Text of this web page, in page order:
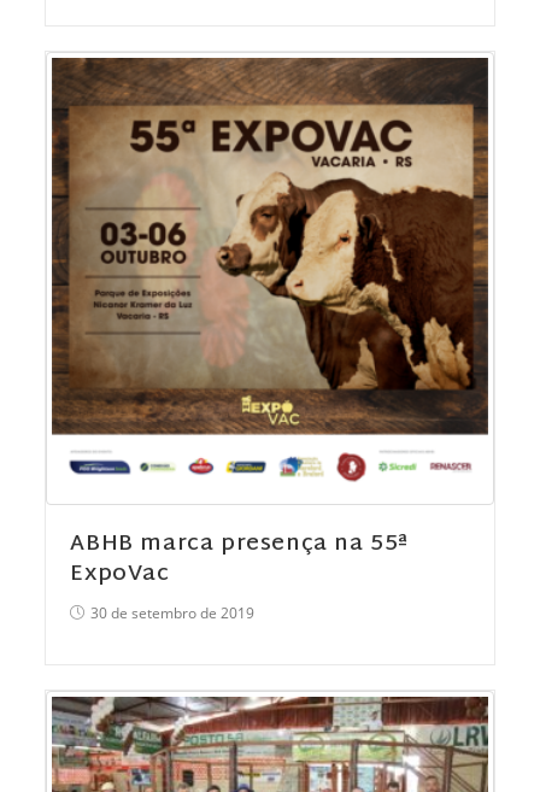
ABHB marca presença na 55ª
ExpoVac
30 de setembro de 2019